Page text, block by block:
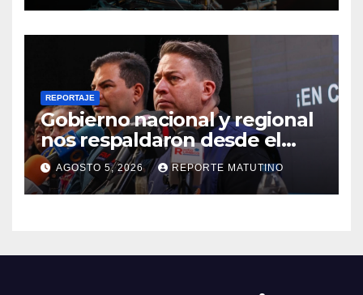
REPORTAJE
Gobierno nacional y regional
nos respaldaron desde el
primer momento tras
terremotos del 24J
AGOSTO 5, 2026 REPORTE MATUTINO